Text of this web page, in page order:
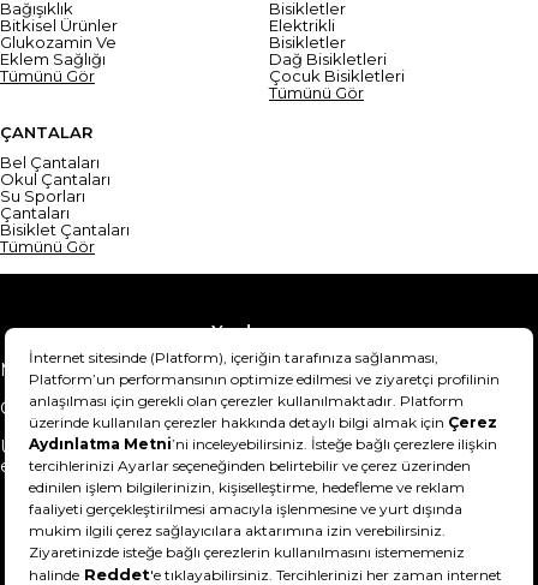
Bağışıklık
Bitkisel Ürünler
Glukozamin Ve
Eklem Sağlığı
Tümünü Gör
Bisikletler
Elektrikli
Bisikletler
Dağ Bisikletleri
Çocuk Bisikletleri
Tümünü Gör
ÇANTALAR
Bel Çantaları
Okul Çantaları
Su Sporları
Çantaları
Bisiklet Çantaları
Tümünü Gör
Yardım
Mesafeli Satış Sözleşmesi
Teslimat Bilgisi
Gizlilik Sözleşmesi
Şartlar & Koşullar
Ürünümü nasıl iade
edebilirim?
Hakkımızda